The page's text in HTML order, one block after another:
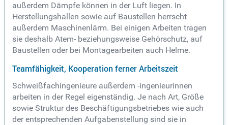
außerdem Dämpfe können in der Luft liegen. In
Herstellungshallen sowie auf Baustellen herrscht
außerdem Maschinenlärm. Bei einigen Arbeiten tragen
sie deshalb Atem- beziehungsweise Gehörschutz, auf
Baustellen oder bei Montagearbeiten auch Helme.
Teamfähigkeit, Kooperation ferner Arbeitszeit
Schweißfachingenieure außerdem -ingenieurinnen
arbeiten in der Regel eigenständig. Je nach Art, Größe
sowie Struktur des Beschäftigungsbetriebes wie auch
der entsprechenden Aufgabenstellung sind sie in